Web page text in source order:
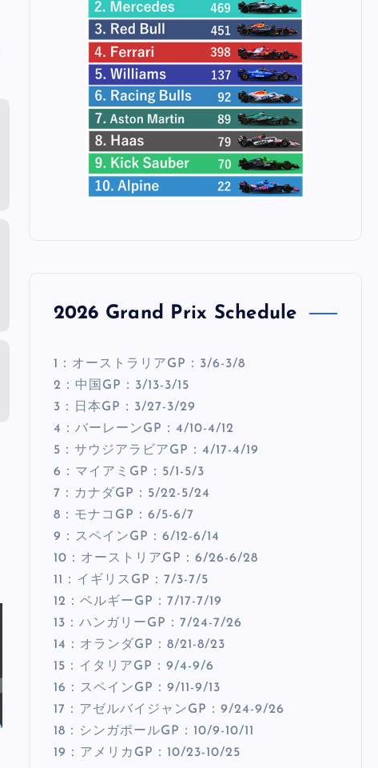
2026 Grand Prix Schedule
1：オーストラリアGP：3/6-3/8
2：中国GP：3/13-3/15
3：日本GP：3/27-3/29
4：バーレーンGP：4/10-4/12
5：サウジアラビアGP：4/17-4/19
6：マイアミGP：5/1-5/3
7：カナダGP：5/22-5/24
8：モナコGP：6/5-6/7
9：スペインGP：6/12-6/14
10：オーストリアGP：6/26-6/28
11：イギリスGP：7/3-7/5
12：ベルギーGP：7/17-7/19
13：ハンガリーGP：7/24-7/26
14：オランダGP：8/21-8/23
15：イタリアGP：9/4-9/6
16：スペインGP：9/11-9/13
17：アゼルバイジャンGP：9/24-9/26
18：シンガポールGP：10/9-10/11
19：アメリカGP：10/23-10/25